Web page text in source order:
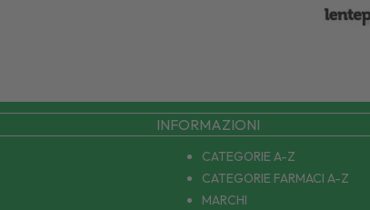
INFORMAZIONI
CATEGORIE A-Z
CATEGORIE FARMACI A-Z
MARCHI